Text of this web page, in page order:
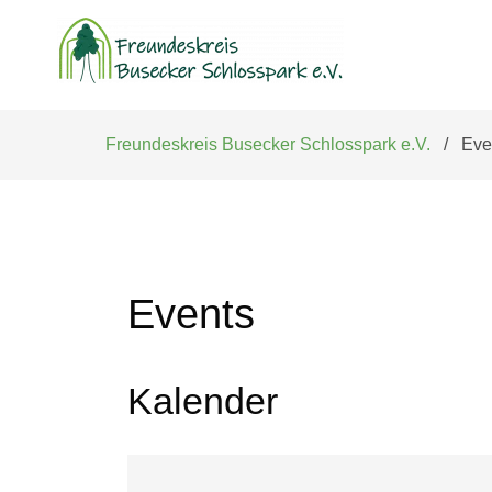
Navigation
überspringen
Freundeskreis Busecker Schlosspark e.V.
Events
Kalender